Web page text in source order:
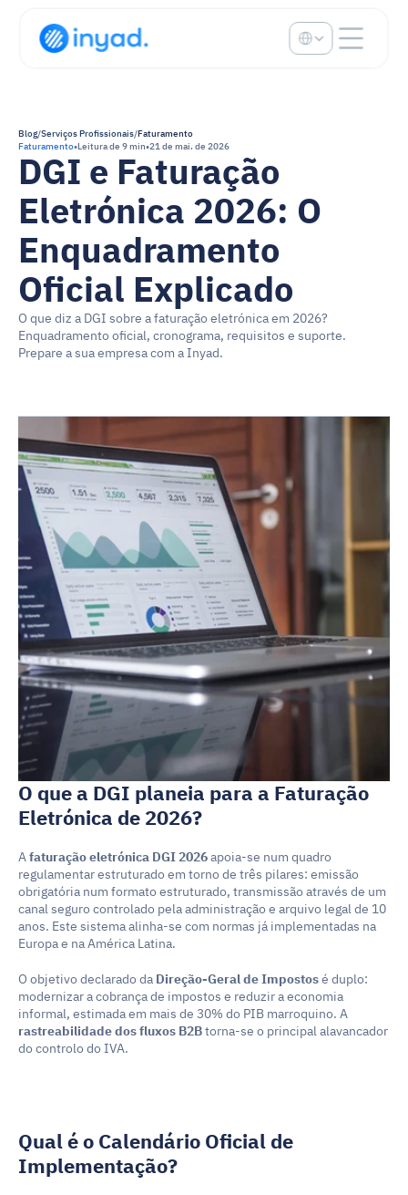
Blog/Serviços Profissionais/Faturamento
Faturamento•Leitura de 9 min•21 de mai. de 2026
DGI e Faturação
Eletrónica 2026: O
Enquadramento
Oficial Explicado
O que diz a DGI sobre a faturação eletrónica em 2026?
Enquadramento oficial, cronograma, requisitos e suporte.
Prepare a sua empresa com a Inyad.
O que a DGI planeia para a Faturação
Eletrónica de 2026?
A faturação eletrónica DGI 2026 apoia-se num quadro
regulamentar estruturado em torno de três pilares: emissão
obrigatória num formato estruturado, transmissão através de um
canal seguro controlado pela administração e arquivo legal de 10
anos. Este sistema alinha-se com normas já implementadas na
Europa e na América Latina.
O objetivo declarado da Direção-Geral de Impostos é duplo:
modernizar a cobrança de impostos e reduzir a economia
rastreabilidade dos fluxos B2B torna-se o principal alavancador
do controlo do IVA.
Qual é o Calendário Oficial de
Implementação?
Select Language